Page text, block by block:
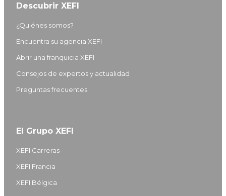
Descubrir XEFI
¿Quiénes somos?
Encuentra su agencia XEFI
Abrir una franquicia XEFI
Consejos de expertos y actualidad
Preguntas frecuentes
El Grupo XEFI
XEFI Carreras
XEFI Francia
XEFI Bélgica